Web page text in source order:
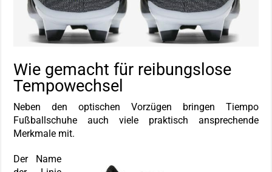
Wie gemacht für reibungslose
Tempowechsel
Neben den optischen Vorzügen bringen Tiempo
Fußballschuhe auch viele praktisch ansprechende
Merkmale mit.
Der Name